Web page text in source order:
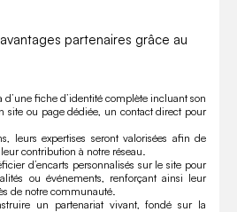
site ou page dédiée, un contact direct pour
leurs expertises seront valorisées afin de
contribution à notre réseau.
d’encarts personnalisés sur le site pour
ou événements, renforçant ainsi leur
de notre communauté.
un partenariat vivant, fondé sur la
actif.